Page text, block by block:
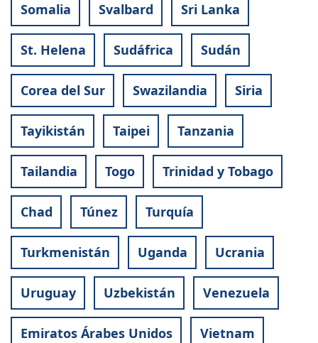
Somalia Svalbard Sri Lanka
St. Helena Sudáfrica Sudán
Corea del Sur Swazilandia Siria
Tayikistán Taipei Tanzania
Tailandia Togo Trinidad y Tobago
Chad Túnez Turquía
Turkmenistán Uganda Ucrania
Uruguay Uzbekistán Venezuela
Emiratos Árabes Unidos Vietnam